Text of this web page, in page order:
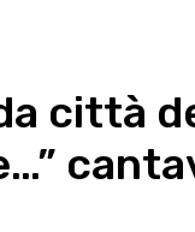
città